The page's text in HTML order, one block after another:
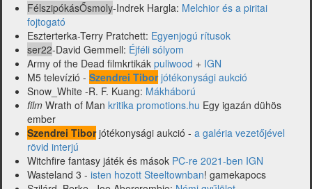
FélszipókásŐsmoly-Indrek Hargla: Melchior és a piritai
fojtogató
Eszterterka-Terry Pratchett: Egyenjogú rítusok
ser22-David Gemmell: Éjféli sólyom
Army of the Dead filmkrtikák puliwood + IGN
M5 televízió - Szendrei Tiborjótékonysági aukció
Snow_White -R. F. Kuang: Mákháború
film Wrath of Man kritika promotions.hu Egy igazán dühös
ember
Szendrei Tiborjótékonysági aukció - a galéria vezetőjével
rövid interjú
Witchfire fantasy játék és mások PC-re 2021-ben IGN
Wasteland 3 - isten hozott Steeltownban! gamekapocs